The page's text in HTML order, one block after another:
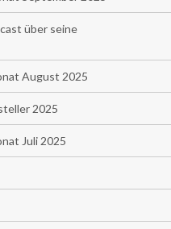
über seine
August 2025
2025
Juli 2025